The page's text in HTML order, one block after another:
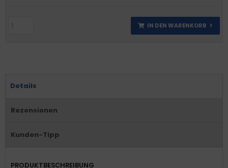
IN DEN WARENKORB
Details
Rezensionen
Kunden-Tipp
PRODUKTBESCHREIBUNG